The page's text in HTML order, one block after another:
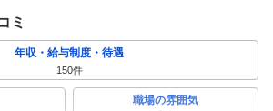
ミ
年収・給与制度・待遇
150件
職場の雰囲気